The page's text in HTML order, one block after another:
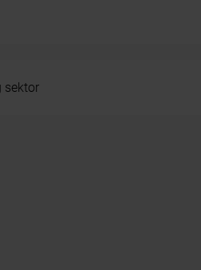
sektor